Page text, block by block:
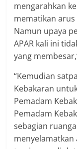
mengarahkan
mematikan
Namun upaya
APAR kali ini
yang
“Kemudian
Kebakaran
Pemadam
Pemadam
sebagian